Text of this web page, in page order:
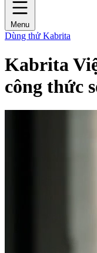
Menu
Dùng thử Kabrita
Kabrita
công thức